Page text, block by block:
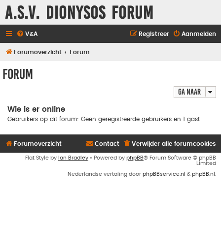
A.S.V. Dionysos Forum
V&A Aanmelden
Registreer
Forumoverzicht Forum
Forum
Ga naar
Wie is er online
Gebruikers op dit forum: Geen geregistreerde gebruikers en 1 gast
Forumoverzicht Verwijder alle forumcookies
Contact
Flat Style by Ian Bradley • Powered by phpBB® Forum Software © phpBB
Limited
Nederlandse vertaling door phpBBservice.nl & phpBB.nl .